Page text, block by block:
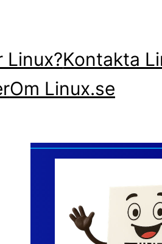
Linux?Kontakta
Om Linux.se